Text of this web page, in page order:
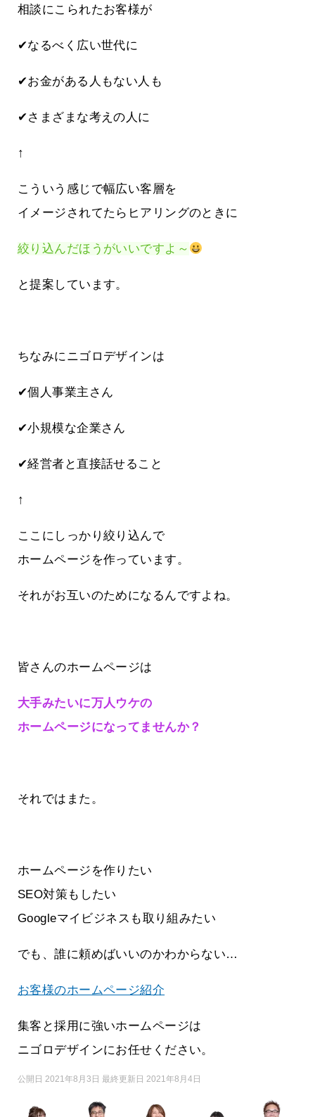
相談にこられたお客様が
✔なるべく広い世代に
✔お金がある人もない人も
✔さまざまな考えの人に
↑
こういう感じで幅広い客層を
イメージされてたらヒアリングのときに
絞り込んだほうがいいですよ～
と提案しています。
ちなみにニゴロデザインは
✔個人事業主さん
✔小規模な企業さん
✔経営者と直接話せること
↑
ここにしっかり絞り込んで
ホームページを作っています。
それがお互いのためになるんですよね。
皆さんのホームページは
大手みたいに万人ウケの
ホームページになってませんか？
それではまた。
ホームページを作りたい
SEO対策もしたい
Googleマイビジネスも取り組みたい
でも、誰に頼めばいいのかわからない…
お客様のホームページ紹介
集客と採用に強いホームページは
ニゴロデザインにお任せください。
公開日 2021年8月3日 最終更新日 2021年8月4日